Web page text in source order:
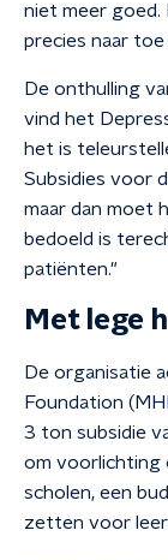
niet meer goed.
precies naar toe
De onthulling
vind het
het is
Subsidies voor
maar dan moet
bedoeld is
patiënten."
Met lege
De organisatie
Foundation
3 ton subsidie
om voorlichting
scholen, een
zetten voor